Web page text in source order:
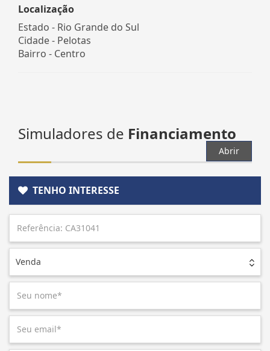
Localização
Estado - Rio Grande do Sul
Cidade - Pelotas
Bairro - Centro
Simuladores de Financiamento
Abrir
TENHO INTERESSE
Venda